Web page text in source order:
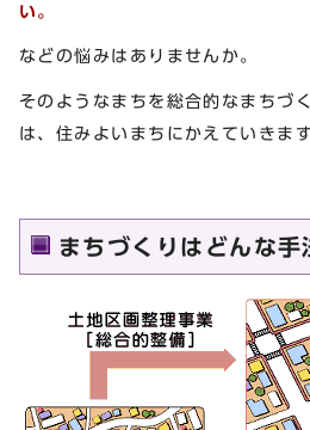
い。
などの悩みはありませんか。
そのようなまちを総合的なまちづ
は、住みよいまちにかえていきます
まちづくりはどんな手